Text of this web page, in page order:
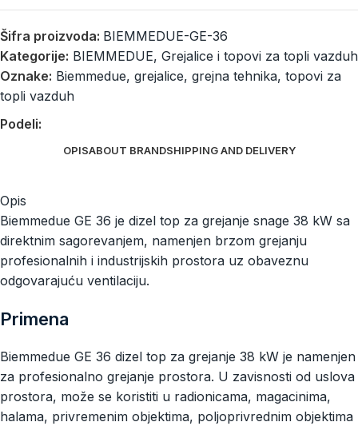
Šifra proizvoda: BIEMMEDUE-GE-36
Kategorije: BIEMMEDUE, Grejalice i topovi za topli vazduh
Oznake: Biemmedue, grejalice, grejna tehnika, topovi za
topli vazduh
Podeli:
OPISABOUT BRANDSHIPPING AND DELIVERY
Opis
Biemmedue GE 36 je dizel top za grejanje snage 38 kW sa
direktnim sagorevanjem, namenjen brzom grejanju
profesionalnih i industrijskih prostora uz obaveznu
odgovarajuću ventilaciju.
Primena
Biemmedue GE 36 dizel top za grejanje 38 kW je namenjen
za profesionalno grejanje prostora. U zavisnosti od uslova
prostora, može se koristiti u radionicama, magacinima,
halama, privremenim objektima, poljoprivrednim objektima